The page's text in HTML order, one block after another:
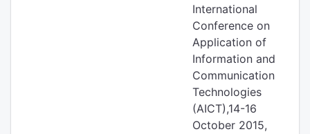
International
Conference on
Application of
Information and
Communication
Technologies
(AICT),14-16
October 2015,